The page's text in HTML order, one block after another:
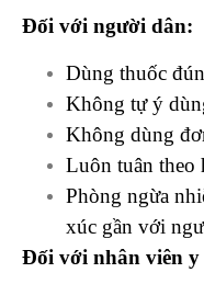
Đối với người dân:
Dùng thuốc
Không tự ý
Không dùng
Luôn tuân theo
Phòng ngừa
xúc gần với
Đối với nhân viên y